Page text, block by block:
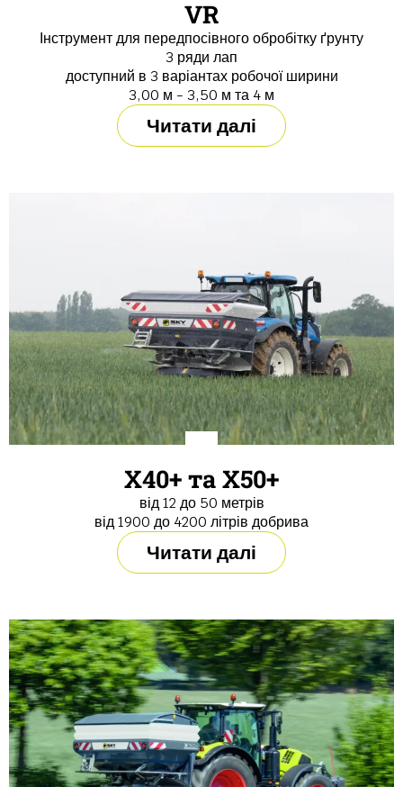
VR
Інструмент для передпосівного обробітку ґрунту
3 ряди лап
доступний в 3 варіантах робочої ширини
3,00 м - 3,50 м та 4 м
Читати далі
X40+ та X50+
від 12 до 50 метрів
від 1900 до 4200 літрів добрива
Читати далі